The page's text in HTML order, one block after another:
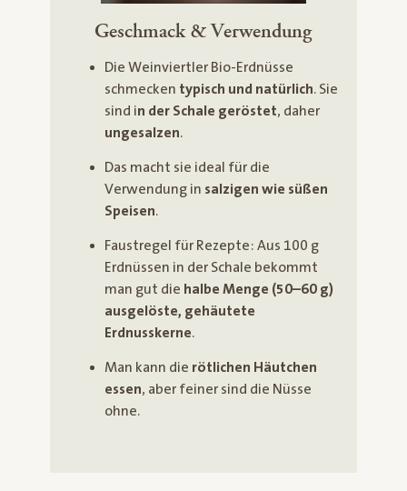
Geschmack & Verwendung
Die Weinviertler Bio-Erdnüsse
schmecken typisch und natürlich. Sie
sind in der Schale geröstet, daher
ungesalzen.
Das macht sie ideal für die
Verwendung in salzigen wie süßen
Speisen.
Faustregel für Rezepte: Aus 100 g
Erdnüssen in der Schale bekommt
man gut die halbe Menge (50–60 g)
ausgelöste, gehäutete
Erdnusskerne.
Man kann die rötlichen Häutchen
essen, aber feiner sind die Nüsse
ohne.